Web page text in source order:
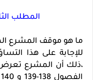
المطلب
ما هو موقف المشرع
للإجابة على هذا
،ذلك أن المشرع تعرض